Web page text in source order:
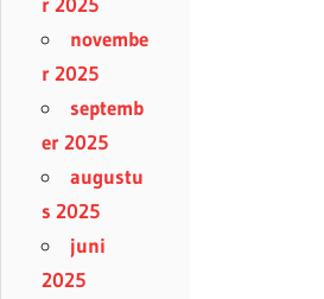
novembe
r 2025
septemb
er 2025
augustu
s 2025
juni
2025